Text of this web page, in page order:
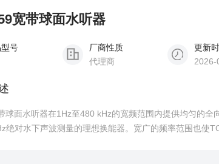
宽带球面水听器
号
厂商性质
代理商
更新
2026-
球面水听器在1Hz至480 kHz的宽频范围内提供均匀的全
绝对水下声波测量的理想换能器。宽广的频率范围也使